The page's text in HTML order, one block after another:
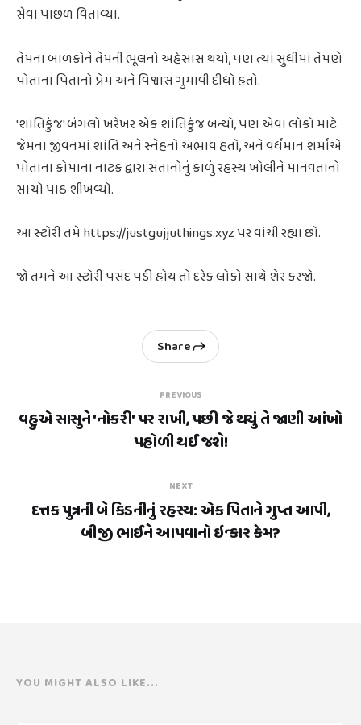
સેવા પાછળ વિતાવ્યા.
તેમના બાળકોને તેમની ભૂલનો અહેસાસ થયો, પણ ત્યાં સુધીમાં તેમણે
પોતાના પિતાનો પ્રેમ અને વિશ્વાસ ગુમાવી દીધો હતો.
'શાંતિકુંજ' બંગલો ખરેખર એક શાંતિકુંજ બન્યો, પણ એવા લોકો માટે
જેમના જીવનમાં શાંતિ અને સ્નેહનો અભાવ હતો, અને વર્ધમાન શર્માએ
પોતાના કોમાના નાટક દ્વારા સંતાનોનું કાળું રહસ્ય ખોલીને માનવતાનો
સાચો પાઠ શીખવ્યો.
આ સ્ટોરી તમે https://justgujjuthings.xyz પર વાંચી રહ્યા છો.
જો તમને આ સ્ટોરી પસંદ પડી હોય તો દરેક લોકો સાથે શેર કરજો.
PREVIOUS
વહુએ સાસુને 'નોકરી' પર રાખી, પછી જે થયું તે જાણી આંખો
પહોળી થઈ જશે!
Share
NEXT
દત્તક પુત્રની બે કિડનીનું રહસ્ય: એક પિતાને ગુપ્ત આપી,
બીજી ભાઈને આપવાનો ઇન્કાર કેમ?
YOU MIGHT ALSO LIKE...